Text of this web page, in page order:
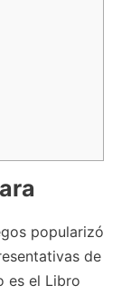
popularizó
de
es el Libro